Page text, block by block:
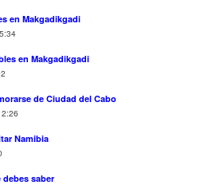
en Makgadikgadi
en Makgadikgadi
de Ciudad del Cabo
Namibia
saber